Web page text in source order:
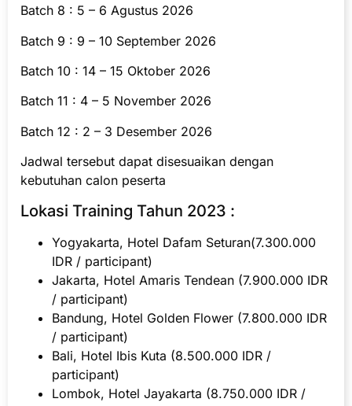
Batch 8 : 5 – 6 Agustus 2026
Batch 9 : 9 – 10 September 2026
Batch 10 : 14 – 15 Oktober 2026
Batch 11 : 4 – 5 November 2026
Batch 12 : 2 – 3 Desember 2026
Jadwal tersebut dapat disesuaikan dengan
kebutuhan calon peserta
Lokasi Training Tahun 2023 :
Yogyakarta, Hotel Dafam Seturan(7.300.000
IDR / participant)
Jakarta, Hotel Amaris Tendean (7.900.000 IDR
/ participant)
Bandung, Hotel Golden Flower (7.800.000 IDR
/ participant)
Bali, Hotel Ibis Kuta (8.500.000 IDR /
participant)
Lombok, Hotel Jayakarta (8.750.000 IDR /